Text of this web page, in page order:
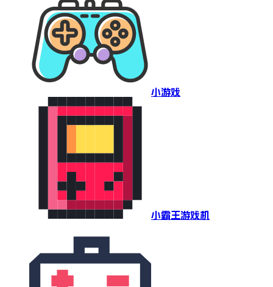
小游戏
小霸王游戏机